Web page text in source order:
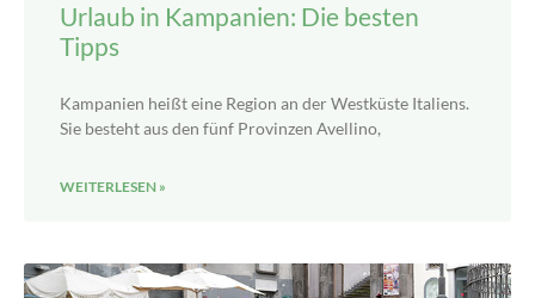
Urlaub in Kampanien: Die besten
Tipps
Kampanien heißt eine Region an der Westküste Italiens.
Sie besteht aus den fünf Provinzen Avellino,
WEITERLESEN »